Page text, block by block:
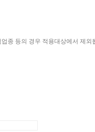
종 등의 경우 적용대상에서 제외